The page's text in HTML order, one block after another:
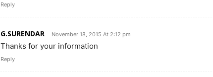
Reply
G.SURENDAR November 18, 2015 At 2:12 pm
Thanks for your information
Reply